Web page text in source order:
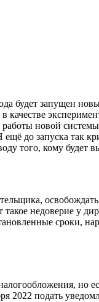
запущен
новой
до запуска так
того, кому будет
недоверие у
сроки,
но
2022 подать